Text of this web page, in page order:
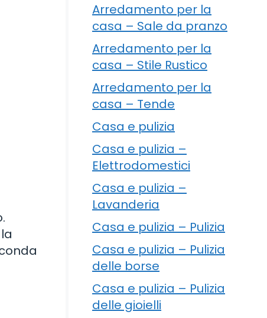
Arredamento per la
casa – Sale da pranzo
Arredamento per la
casa – Stile Rustico
Arredamento per la
casa – Tende
Casa e pulizia
Casa e pulizia –
Elettrodomestici
Casa e pulizia –
Lavanderia
Casa e pulizia – Pulizia
Casa e pulizia – Pulizia
delle borse
Casa e pulizia – Pulizia
delle gioielli